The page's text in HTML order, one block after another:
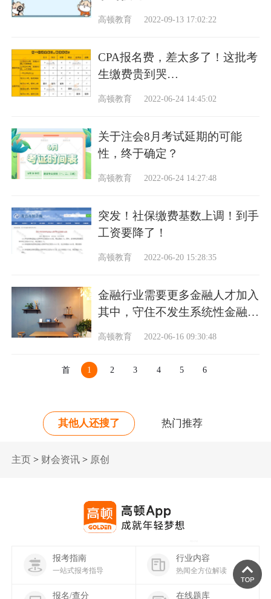
高顿教育 2022-09-13 17:02:22
CPA报名费，差太多了！这批考
生缴费贵到哭…
高顿教育 2022-06-24 14:45:02
关于注会8月考试延期的可能
性，终于确定？
高顿教育 2022-06-24 14:27:48
突发！社保缴费基数上调！到手
工资要降了！
高顿教育 2022-06-20 15:28:35
金融行业需要更多金融人才加入
其中，守住不发生系统性金融风
险的底线
高顿教育 2022-06-16 09:30:48
首
1 2 3 4 5 6
其他人还搜了 热门推荐
主页 > 财会资讯 > 原创
报考指南
一站式报考指导
行业内容
热闻全方位解读
报名/查分 在线题库